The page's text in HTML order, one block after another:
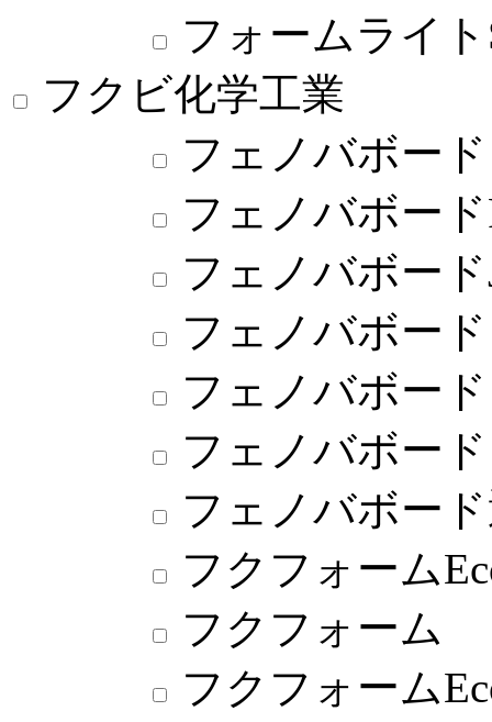
フォームライ
フクビ化学工業
フェノバボード
フェノバボー
フェノバボード
フェノバボー
フェノバボー
フェノバボー
フェノバボー
フクフォーム
フクフォーム
フクフォーム